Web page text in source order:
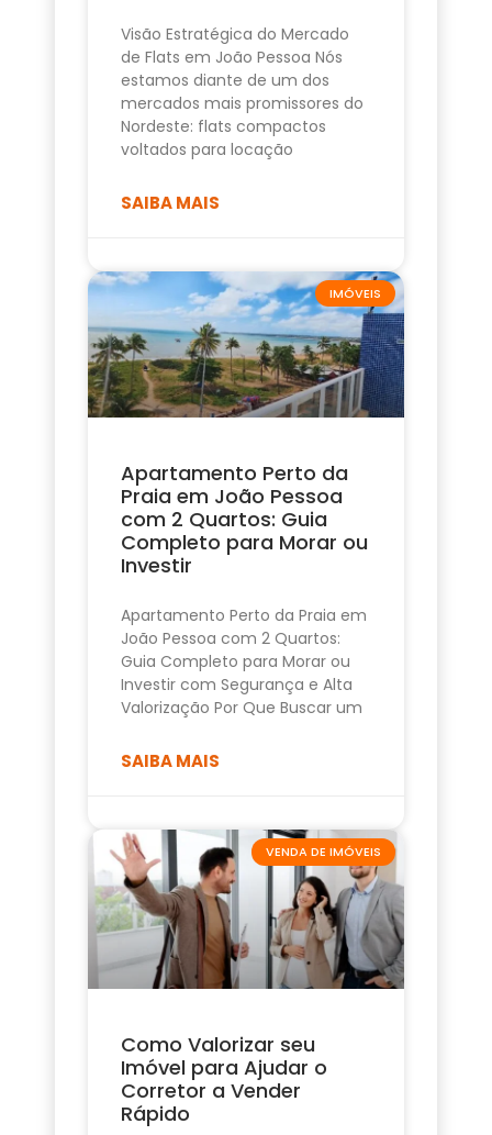
Visão Estratégica do Mercado
de Flats em João Pessoa Nós
estamos diante de um dos
mercados mais promissores do
Nordeste: flats compactos
voltados para locação
SAIBA MAIS
IMÓVEIS
Apartamento Perto da
Praia em João Pessoa
com 2 Quartos: Guia
Completo para Morar ou
Investir
Apartamento Perto da Praia em
João Pessoa com 2 Quartos:
Guia Completo para Morar ou
Investir com Segurança e Alta
Valorização Por Que Buscar um
SAIBA MAIS
VENDA DE IMÓVEIS
Como Valorizar seu
Imóvel para Ajudar o
Corretor a Vender
Rápido